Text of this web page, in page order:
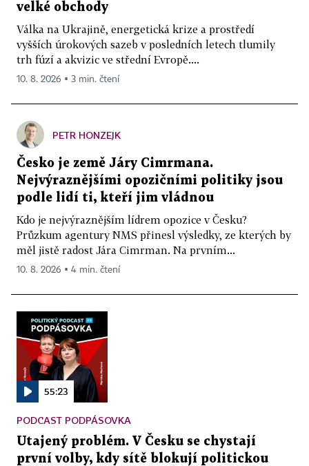
velké obchody
Válka na Ukrajině, energetická krize a prostředí
vyšších úrokových sazeb v posledních letech tlumily
trh fúzí a akvizic ve střední Evropě....
10. 8. 2026 ▪ 3 min. čtení
PETR HONZEJK
Česko je země Járy Cimrmana.
Nejvýraznějšími opozičními politiky jsou
podle lidí ti, kteří jim vládnou
Kdo je nejvýraznějším lídrem opozice v Česku?
Průzkum agentury NMS přinesl výsledky, ze kterých by
měl jistě radost Jára Cimrman. Na prvním...
10. 8. 2026 ▪ 4 min. čtení
55:23
PODCAST PODPÁSOVKA
Utajený problém. V Česku se chystají
první volby, kdy sítě blokují politickou